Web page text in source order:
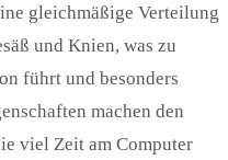
gleichmäßige Verteilung
und Knien, was zu
führt und besonders
machen den
viel Zeit am Computer